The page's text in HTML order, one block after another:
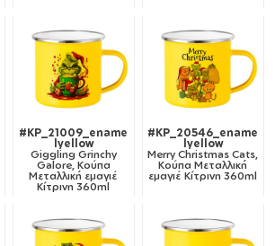
#KP_21009_ename
lyellow
Giggling Grinchy
Galore, Κούπα
Μεταλλική εμαγιέ
Κίτρινη 360ml
#KP_20546_ename
lyellow
Merry Christmas Cats,
Κούπα Μεταλλική
εμαγιέ Κίτρινη 360ml